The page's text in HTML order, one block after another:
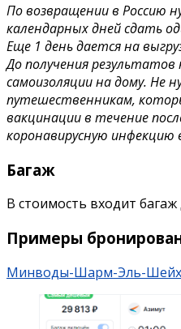
По возвращении в Россию
календарных дней сдать
Еще 1 день дается на
До получения
самоизоляции на дому. Не
путешественникам,
вакцинации в течение
коронавирусную
Багаж
В стоимость входит багаж
Примеры
Минводы-Шарм-Эль-Шейх